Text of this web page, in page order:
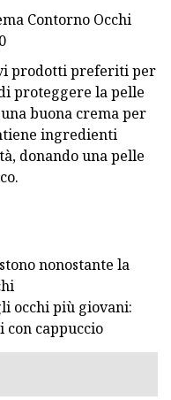
Contorno Occhi
prodotti preferiti per
proteggere la pelle
buona crema per
ingredienti
donando una pelle
nonostante la
occhi più giovani:
cappuccio